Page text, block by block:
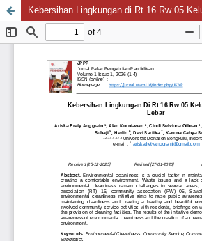
Kebersihan Lingkungan di Rt 16 Rw 05